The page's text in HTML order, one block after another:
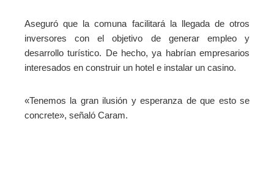
Aseguró que la comuna facilitará la llegada de otros
inversores con el objetivo de generar empleo y
desarrollo turístico. De hecho, ya habrían empresarios
interesados en construir un hotel e instalar un casino.
«Tenemos la gran ilusión y esperanza de que esto se
concrete», señaló Caram.